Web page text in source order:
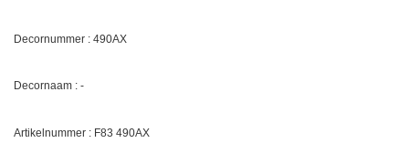
Decornummer : 490AX
Decornaam : -
Artikelnummer : F83 490AX